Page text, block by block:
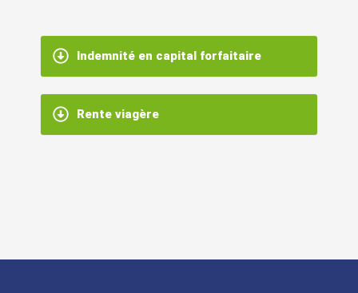
Indemnité en capital forfaitaire
Rente viagère